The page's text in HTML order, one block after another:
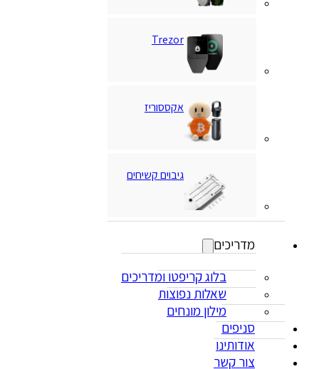
Trezor
אקססוריז
גיבוים קשיחים
מדריכים
בלוג קריפטו ומדריכים
שאלות נפוצות
מילון מונחים
סניפים
אודותינו
צור קשר